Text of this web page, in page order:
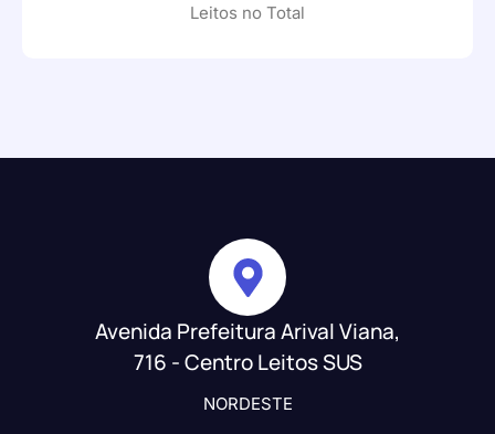
Leitos no Total
Avenida Prefeitura Arival Viana,
716 - Centro Leitos SUS
NORDESTE